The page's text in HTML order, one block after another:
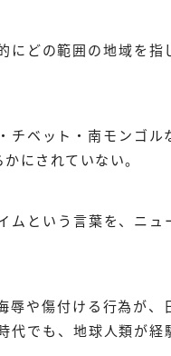
にどの範囲の地域を
チベット・南モンゴ
にされていない。
ムという言葉を、ニ
辱や傷付ける行為が
代でも、地球人類が